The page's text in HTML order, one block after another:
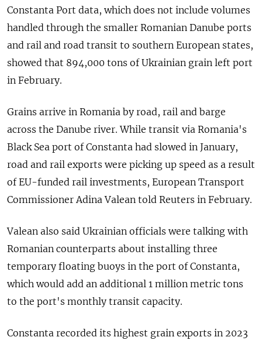
Constanta Port data, which does not include volumes
handled through the smaller Romanian Danube ports
and rail and road transit to southern European states,
showed that 894,000 tons of Ukrainian grain left port
in February.
Grains arrive in Romania by road, rail and barge
across the Danube river. While transit via Romania's
Black Sea port of Constanta had slowed in January,
road and rail exports were picking up speed as a result
of EU-funded rail investments, European Transport
Commissioner Adina Valean told Reuters in February.
Valean also said Ukrainian officials were talking with
Romanian counterparts about installing three
temporary floating buoys in the port of Constanta,
which would add an additional 1 million metric tons
to the port's monthly transit capacity.
Constanta recorded its highest grain exports in 2023